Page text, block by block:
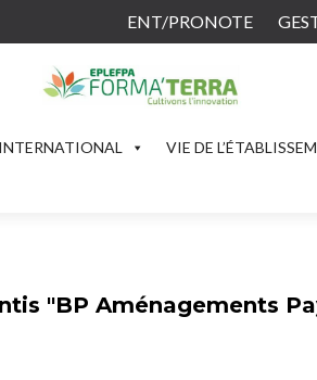
ENT/PRONOTE
INTERNATIONAL VIE DE
"BP Aménagements